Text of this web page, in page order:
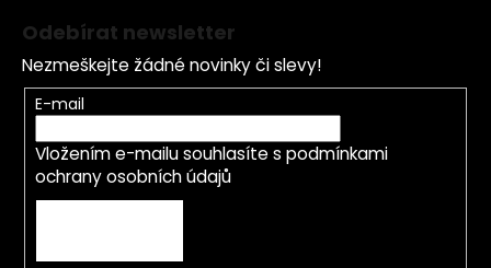
Odebírat newsletter
Nezmeškejte žádné novinky či slevy!
E-mail
Vložením e-mailu souhlasíte s podmínkami
ochrany osobních údajů